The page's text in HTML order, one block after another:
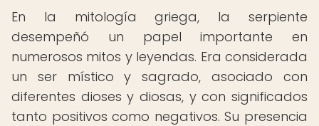
En la mitología griega, la serpiente
desempeñó un papel importante en
numerosos mitos y leyendas. Era considerada
un ser místico y sagrado, asociado con
diferentes dioses y diosas, y con significados
tanto positivos como negativos. Su presencia